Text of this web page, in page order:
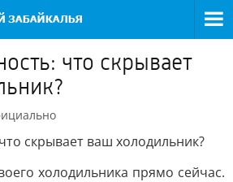
что скрывает
скрывает ваш холодильник?
холодильника прямо сейчас.